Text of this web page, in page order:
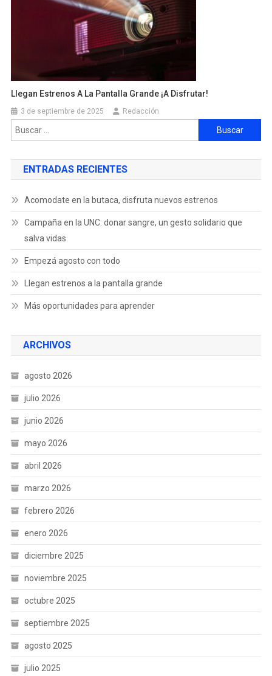
Llegan Estrenos A La Pantalla Grande ¡A Disfrutar!
3 de septiembre de 2025 Redacción
ENTRADAS RECIENTES
Acomodate en la butaca, disfruta nuevos estrenos
Campaña en la UNC: donar sangre, un gesto solidario que
salva vidas
Empezá agosto con todo
Llegan estrenos a la pantalla grande
Más oportunidades para aprender
ARCHIVOS
agosto 2026
julio 2026
junio 2026
mayo 2026
abril 2026
marzo 2026
febrero 2026
enero 2026
diciembre 2025
noviembre 2025
octubre 2025
septiembre 2025
agosto 2025
julio 2025